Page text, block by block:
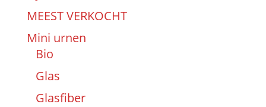
MEEST VERKOCHT
Mini urnen
Bio
Glas
Glasfiber